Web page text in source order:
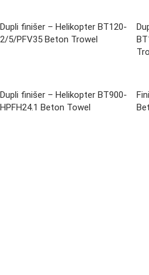
Dupli finišer – Helikopter BT120-
2/5/PFV35 Beton Trowel
Dupli finišer – Helikopter BT900-
HPFH24.1 Beton Towel